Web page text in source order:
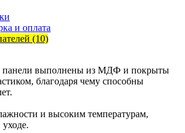
и оплата
(10)
панели выполнены из МДФ и покрыты
благодаря чему способны
и высоким температурам,